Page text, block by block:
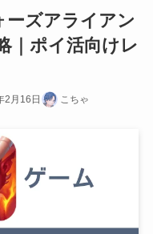
ーズアライアン
｜ポイ活向けレ
2月16日 こちゃ